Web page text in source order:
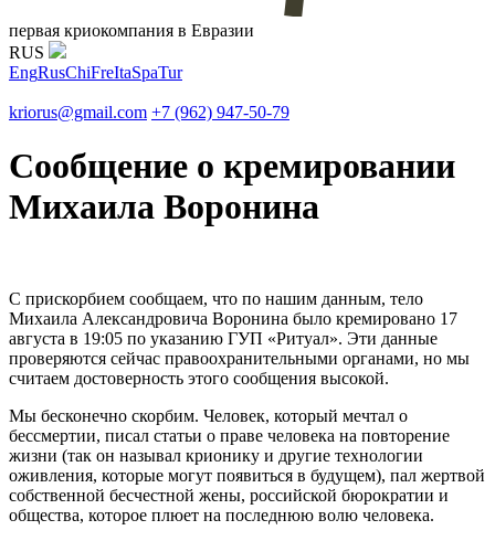
первая криокомпания в Евразии
RUS
EngRusChiFreItaSpaTur
kriorus@gmail.com +7 (962) 947-50-79
Сообщение о кремировании
Михаила Воронина
C прискорбием сообщаем, что по нашим данным, тело
Михаила Александровича Воронина было кремировано 17
августа в 19:05 по указанию ГУП «Ритуал». Эти данные
проверяются сейчас правоохранительными органами, но мы
считаем достоверность этого сообщения высокой.
Мы бесконечно скорбим. Человек, который мечтал о
бессмертии, писал статьи о праве человека на повторение
жизни (так он называл крионику и другие технологии
оживления, которые могут появиться в будущем), пал жертвой
собственной бесчестной жены, российской бюрократии и
общества, которое плюет на последнюю волю человека.